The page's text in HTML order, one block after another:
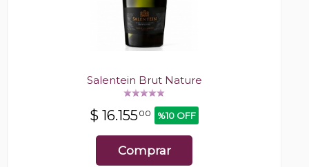
Salentein Brut Nature
$ 16.15500 %10 OFF
Comprar